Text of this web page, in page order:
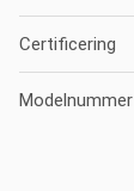
Certificering
Modelnummer